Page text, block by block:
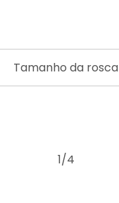
Tamanho da rosca
1/4